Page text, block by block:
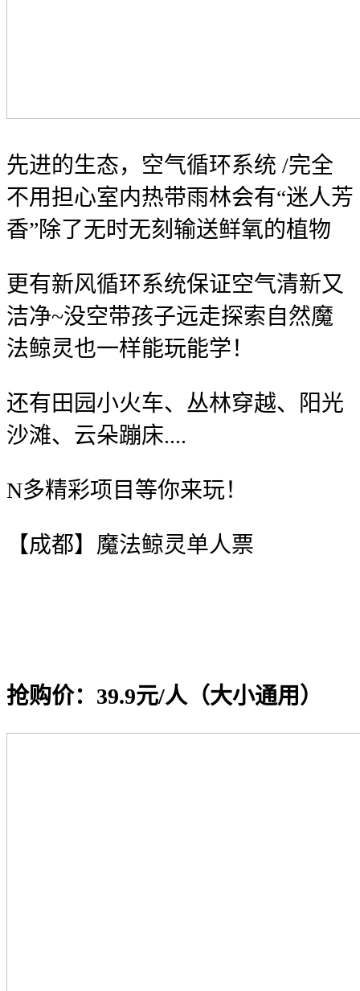
先进的生态，空气循环系统 /完全
不用担心室内热带雨林会有“迷人芳
香”除了无时无刻输送鲜氧的植物
更有新风循环系统保证空气清新又
洁净~没空带孩子远走探索自然魔
法鲸灵也一样能玩能学！
还有田园小火车、丛林穿越、阳光
沙滩、云朵蹦床....
N多精彩项目等你来玩！
【成都】魔法鲸灵单人票
抢购价：39.9元/人（大小通用）